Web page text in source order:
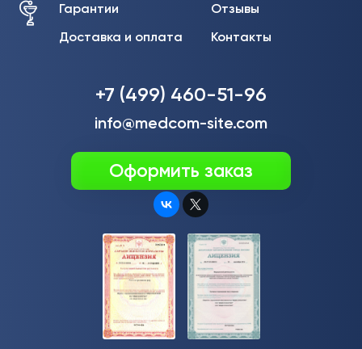
Гарантии
Доставка и оплата
Отзывы
Контакты
+7 (499) 460-51-96
info@medcom-site.com
Оформить заказ